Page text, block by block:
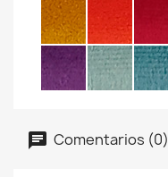
Comentarios (0)